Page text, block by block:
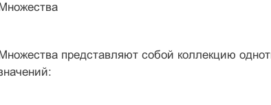
представляют собой коллекцию